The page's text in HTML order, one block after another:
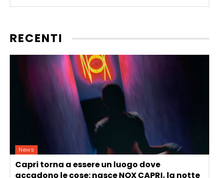
RECENTI
News
Capri torna a essere un luogo dove
accadono le cose: nasce NOX CAPRI, la notte